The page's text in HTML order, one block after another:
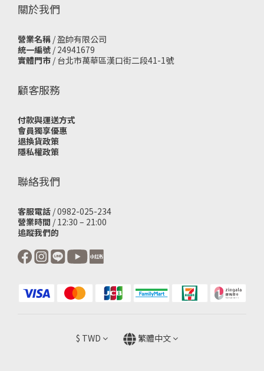
關於我們
營業名稱 / 盈帥有限公司
統一編號 / 24941679
實體門市 / 台北市萬華區漢口街二段41-1號
顧客服務
付款與運送方式
會員獨享優惠
退換貨政策
隱私權政策
聯絡我們
客服電話 / 0982-025-234
營業時間 / 12:30 – 21:00
追蹤我們的
$ TWD 繁體中文